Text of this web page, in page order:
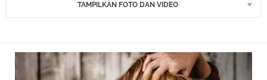
TAMPILKAN FOTO DAN VIDEO